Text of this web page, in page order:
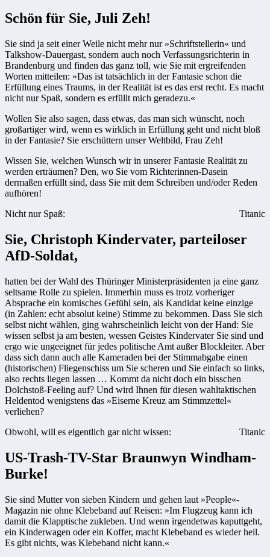
Schön für Sie, Juli Zeh!
Sie sind ja seit einer Weile nicht mehr nur »Schriftstellerin« und
Talkshow-Dauergast, sondern auch noch Verfassungsrichterin in
Brandenburg und finden das ganz toll, wie Sie mit ergreifenden
Worten mitteilen: »Das ist tatsächlich in der Fantasie schon die
Erfüllung eines Traums, in der Realität ist es das erst recht. Es macht
nicht nur Spaß, sondern es erfüllt mich geradezu.«
Wollen Sie also sagen, dass etwas, das man sich wünscht, noch
großartiger wird, wenn es wirklich in Erfüllung geht und nicht bloß
in der Fantasie? Sie erschüttern unser Weltbild, Frau Zeh!
Wissen Sie, welchen Wunsch wir in unserer Fantasie Realität zu
werden erträumen? Den, wo Sie vom Richterinnen-Dasein
dermaßen erfüllt sind, dass Sie mit dem Schreiben und/oder Reden
aufhören!
Nicht nur Spaß:
Titanic
Sie, Christoph Kindervater, parteiloser
AfD-Soldat,
hatten bei der Wahl des Thüringer Ministerpräsidenten ja eine ganz
seltsame Rolle zu spielen. Immerhin muss es trotz vorheriger
Absprache ein komisches Gefühl sein, als Kandidat keine einzige
(in Zahlen: echt absolut keine) Stimme zu bekommen. Dass Sie sich
selbst nicht wählen, ging wahrscheinlich leicht von der Hand: Sie
wissen selbst ja am besten, wessen Geistes Kindervater Sie sind und
ergo wie ungeeignet für jedes politische Amt außer Blockleiter. Aber
dass sich dann auch alle Kameraden bei der Stimmabgabe einen
(historischen) Fliegenschiss um Sie scheren und Sie einfach so links,
also rechts liegen lassen … Kommt da nicht doch ein bisschen
Dolchstoß-Feeling auf? Und wird Ihnen für diesen wahltaktischen
Heldentod wenigstens das »Eiserne Kreuz am Stimmzettel«
verliehen?
Obwohl, will es eigentlich gar nicht wissen:
Titanic
US-Trash-TV-Star Braunwyn Windham-
Burke!
Sie sind Mutter von sieben Kindern und gehen laut »People«-
Magazin nie ohne Klebeband auf Reisen: »Im Flugzeug kann ich
damit die Klapptische zukleben. Und wenn irgendetwas kaputtgeht,
ein Kinderwagen oder ein Koffer, macht Klebeband es wieder heil.
Es gibt nichts, was Klebeband nicht kann.«